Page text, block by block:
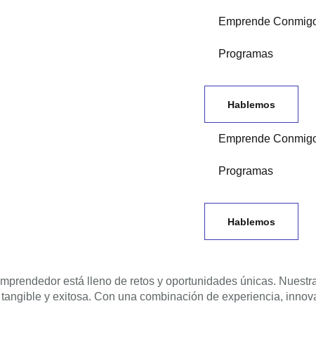
Emprende
Programas
Hablemos
Emprende
Programas
Hablemos
está lleno de retos y oportunidades únicas.
y exitosa. Con una combinación de experiencia,